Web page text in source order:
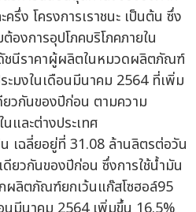
รึ่ง โครงการเราชนะ เป็นต้น ซึ่ง
องการอุปโภคบริโภคภายใน
ชนีราคาผู้ผลิตในหมวดผลิตภัณฑ์
ะมงในเดือนมีนาคม 2564 ที่เพิ่ม
วกันของปีก่อน ตามความ
และต่างประเทศ
เฉลี่ยอยู่ที่ 31.08 ล้านลิตรต่อวัน
ยวกันของปีก่อน ซึ่งการใช้น้ำมัน
ผลิตภัณฑ์ยกเว้นแก๊สโซฮอล์95